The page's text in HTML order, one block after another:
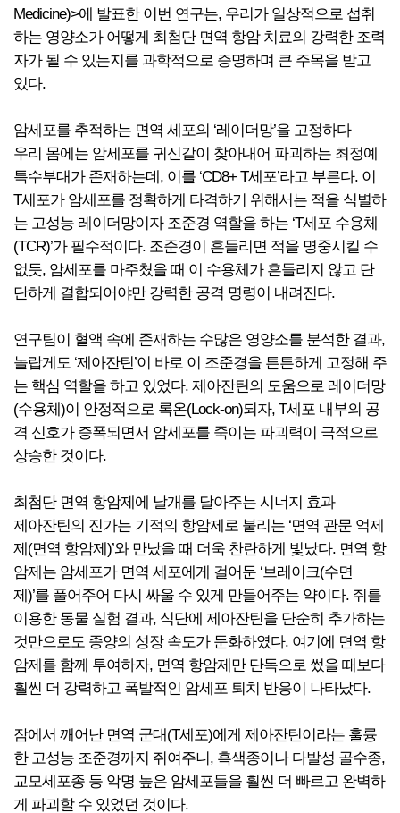
Medicine)>에 발표한 이번 연구는, 우리가 일상적으로 섭취
하는 영양소가 어떻게 최첨단 면역 항암 치료의 강력한 조력
자가 될 수 있는지를 과학적으로 증명하며 큰 주목을 받고
있다.
암세포를 추적하는 면역 세포의 ‘레이더망’을 고정하다
우리 몸에는 암세포를 귀신같이 찾아내어 파괴하는 최정예
특수부대가 존재하는데, 이를 ‘CD8+ T세포’라고 부른다. 이
T세포가 암세포를 정확하게 타격하기 위해서는 적을 식별하
는 고성능 레이더망이자 조준경 역할을 하는 ‘T세포 수용체
(TCR)’가 필수적이다. 조준경이 흔들리면 적을 명중시킬 수
없듯, 암세포를 마주쳤을 때 이 수용체가 흔들리지 않고 단
단하게 결합되어야만 강력한 공격 명령이 내려진다.
연구팀이 혈액 속에 존재하는 수많은 영양소를 분석한 결과,
놀랍게도 ‘제아잔틴’이 바로 이 조준경을 튼튼하게 고정해 주
는 핵심 역할을 하고 있었다. 제아잔틴의 도움으로 레이더망
(수용체)이 안정적으로 록온(Lock-on)되자, T세포 내부의 공
격 신호가 증폭되면서 암세포를 죽이는 파괴력이 극적으로
상승한 것이다.
최첨단 면역 항암제에 날개를 달아주는 시너지 효과
제아잔틴의 진가는 기적의 항암제로 불리는 ‘면역 관문 억제
제(면역 항암제)’와 만났을 때 더욱 찬란하게 빛났다. 면역 항
암제는 암세포가 면역 세포에게 걸어둔 ‘브레이크(수면
제)’를 풀어주어 다시 싸울 수 있게 만들어주는 약이다. 쥐를
이용한 동물 실험 결과, 식단에 제아잔틴을 단순히 추가하는
것만으로도 종양의 성장 속도가 둔화하였다. 여기에 면역 항
암제를 함께 투여하자, 면역 항암제만 단독으로 썼을 때보다
훨씬 더 강력하고 폭발적인 암세포 퇴치 반응이 나타났다.
잠에서 깨어난 면역 군대(T세포)에게 제아잔틴이라는 훌륭
한 고성능 조준경까지 쥐여주니, 흑색종이나 다발성 골수종,
교모세포종 등 악명 높은 암세포들을 훨씬 더 빠르고 완벽하
게 파괴할 수 있었던 것이다.